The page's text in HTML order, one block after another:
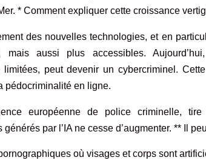
* Comment expliquer cette croissance
des nouvelles technologies, et en
mais aussi plus accessibles.
limitées, peut devenir un cybercriminel.
pédocriminalité en ligne.
européenne de police criminelle,
par l’IA ne cesse d’augmenter. ** Il
où visages et corps sont